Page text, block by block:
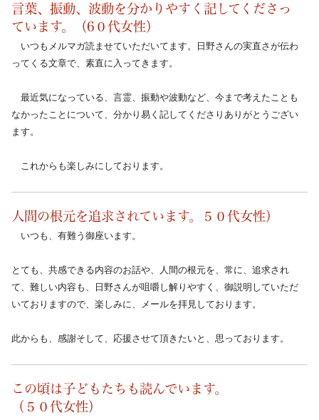
言葉、振動、波動を分かりやすく記してくださっ
ています。（6０代女性）
いつもメルマガ読ませていただいてます。日野さんの実直さが伝わ
ってくる文章で、素直に入ってきます。
最近気になっている、言霊、振動や波動など、今まで考えたことも
なかったことについて、分かり易く記してくださりありがとうござい
ます。
これからも楽しみにしております。
人間の根元を追求されています。５０代女性）
いつも、有難う御座います。
とても、共感できる内容のお話や、人間の根元を、常に、追求され
て、難しい内容も、日野さんが咀嚼し解りやすく、御説明していただ
いておりますので、楽しみに、メールを拝見しております。
此からも、感謝そして、応援させて頂きたいと、思っております。
この頃は子どもたちも読んでいます。
（５０代女性）